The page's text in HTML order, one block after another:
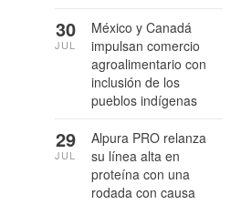
México y Canadá
impulsan comercio
agroalimentario con
inclusión de los
pueblos indígenas
30
JUL
Alpura PRO relanza
su línea alta en
proteína con una
rodada con causa
29
JUL